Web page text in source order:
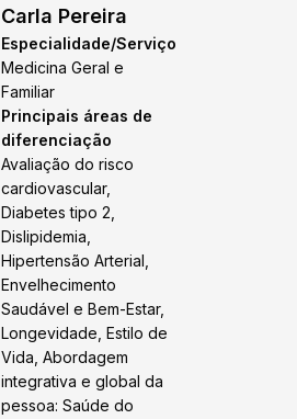
Carla Pereira
Especialidade/Serviço
Medicina Geral e
Familiar
Principais áreas de
diferenciação
Avaliação do risco
cardiovascular,
Diabetes tipo 2,
Dislipidemia,
Hipertensão Arterial,
Envelhecimento
Saudável e Bem-Estar,
Longevidade, Estilo de
Vida, Abordagem
integrativa e global da
pessoa: Saúde do